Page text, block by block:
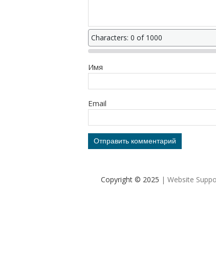
Characters: 0 of 1000
Имя
Email
Copyright © 2025 | Website